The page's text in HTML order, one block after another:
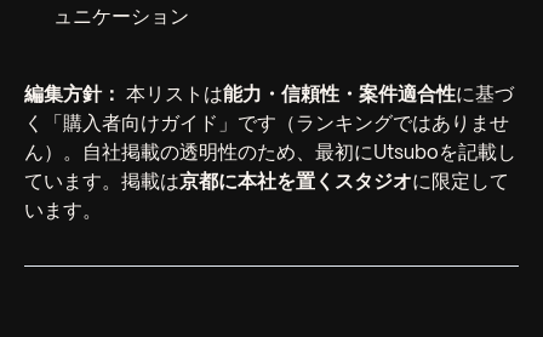
ュニケーション
編集方針： 本リストは能力・信頼性・案件適合性に基づ
く「購入者向けガイド」です（ランキングではありませ
ん）。自社掲載の透明性のため、最初にUtsuboを記載し
ています。掲載は京都に本社を置くスタジオに限定して
います。